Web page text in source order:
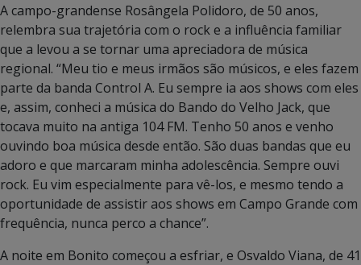
A campo-grandense Rosângela Polidoro, de 50 anos,
relembra sua trajetória com o rock e a influência familiar
que a levou a se tornar uma apreciadora de música
regional. “Meu tio e meus irmãos são músicos, e eles fazem
parte da banda Control A. Eu sempre ia aos shows com eles
e, assim, conheci a música do Bando do Velho Jack, que
tocava muito na antiga 104 FM. Tenho 50 anos e venho
ouvindo boa música desde então. São duas bandas que eu
adoro e que marcaram minha adolescência. Sempre ouvi
rock. Eu vim especialmente para vê-los, e mesmo tendo a
oportunidade de assistir aos shows em Campo Grande com
frequência, nunca perco a chance”.
A noite em Bonito começou a esfriar, e Osvaldo Viana, de 41